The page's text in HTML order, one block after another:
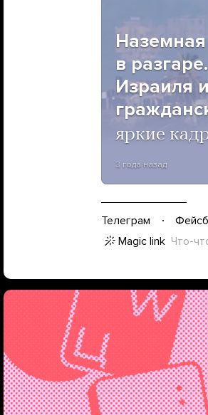
в
Израиля
яркие
3 года назад
Телеграм
Magic link Что-